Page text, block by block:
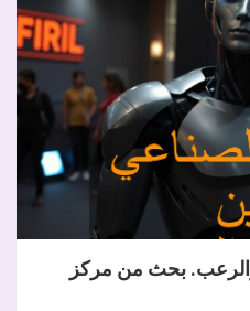
والرعب. بحث من مركز